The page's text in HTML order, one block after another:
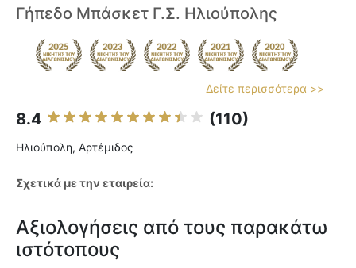
Γήπεδο Μπάσκετ Γ.Σ. Ηλιούπολης
Δείτε περισσότερα >>
8.4 (110)
Ηλιούπολη, Αρτέμιδος
Σχετικά με την εταιρεία:
Αξιολογήσεις από τους παρακάτω
ιστότοπους